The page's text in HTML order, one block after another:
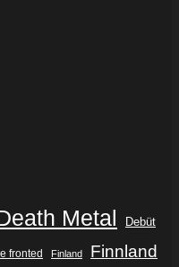
Metal Debüt
fronted Finland Finnland